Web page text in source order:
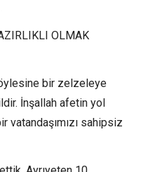
OLMAK
bir zelzeleye
İnşallah afetin yol
vatandaşımızı sahipsiz